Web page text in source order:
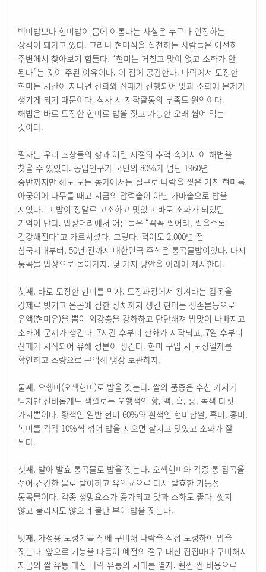
백미밥보다 현미밥이 몸에 이롭다는 사실은 누구나 인정하는
상식이 돼가고 있다. 그러나 현미식을 실천하는 사람들은 여전히
주변에서 찾아보기 힘들다. “현미는 거칠고 맛이 없고 소화가 안
된다”는 것이 주된 이유이다. 이 점에 공감한다. 나락에서 도정한
현미는 시간이 지나면 산화와 산패가 진행되어 맛과 소화에 문제가
생기게 되기 때문이다. 식사 시 저작활동의 부족도 원인이다.
해법은 바로 도정한 현미로 밥을 짓고 가능한 오래 씹어 먹는
것이다.
필자는 우리 조상들의 삶과 어린 시절의 추억 속에서 이 해법을
찾을 수 있었다. 농업인구가 국민의 80%가 넘던 1960년
중반까지만 해도 모든 농가에서는 절구로 나락을 찧은 거친 현미를
아궁이에 나무를 때고 지금의 압력솥이 아닌 가마솥으로 밥을
지었다. 그 밥이 정말로 고소하고 맛있고 바로 소화가 되었던
기억이 난다. 밥상머리에서 어른들은 “꼭꼭 씹어라, 씹을수록
건강해진다”고 가르치셨다. 그렇다. 적어도 2,000년 전
삼국시대부터, 50년 전까지 대한민국 주식은 통곡물밥이었다. 다시
통곡물 밥상으로 돌아가자. 몇 가지 방안을 아래에 제시한다.
첫째, 바로 도정한 현미를 먹자. 도정과정에서 왕겨라는 갑옷을
강제로 벗기고 온몸에 심한 상처까지 생긴 현미는 생존본능으로
유액(현미유)을 뿜어 외강층을 강화하고 단단해져 밥맛이 나빠지고
소화에 문제가 생긴다. 7시간 후부터 산화가 시작되고, 7일 후부터
산패가 시작되어 유해 성분이 생긴다. 현미 구입 시 도정일자를
확인하고 소량으로 구입해 냉장 보관하자.
둘째, 오행미(오색현미)로 밥을 짓는다. 쌀의 품종은 수천 가지가
넘지만 신비롭게도 색깔로는 오행색인 황, 백, 흑, 홍, 녹색 다섯
가지뿐이다. 황색인 일반 현미 60%와 흰색인 현미찹쌀, 흑미, 홍미,
녹미를 각각 10%씩 섞어 밥을 지으면 찰지고 맛있고 소화가 잘
된다.
셋째, 발아 발효 통곡물로 밥을 짓는다. 오색현미와 각종 통 잡곡을
섞어 건강한 물로 발아하고 유익균으로 다시 발효한 기능성
통곡물이다. 각종 생명요소가 증가되고 맛과 소화도 좋다. 씻지
않고 불리지도 않으며 물만 부어 밥을 짓는다.
넷째, 가정용 도정기를 집에 구비해 나락을 직접 도정하여 밥을
짓는다. 앞으로 기능을 다듬어 예전의 절구 대신 집집마다 구비해서
지금의 쌀 유통 대신 나락 유통의 시대를 열자. 훨씬 싼 비용으로